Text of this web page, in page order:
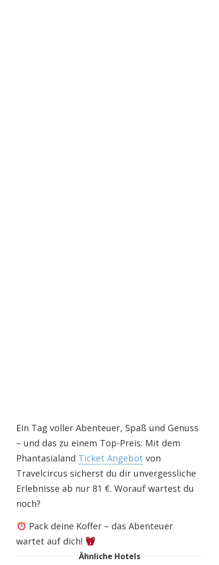
Ein Tag voller Abenteuer, Spaß und Genuss
– und das zu einem Top-Preis: Mit dem
Phantasialand Ticket Angebot von
Travelcircus sicherst du dir unvergessliche
Erlebnisse ab nur 81 €. Worauf wartest du
noch?
Pack deine Koffer – das Abenteuer
wartet auf dich!
Ähnliche Hotels